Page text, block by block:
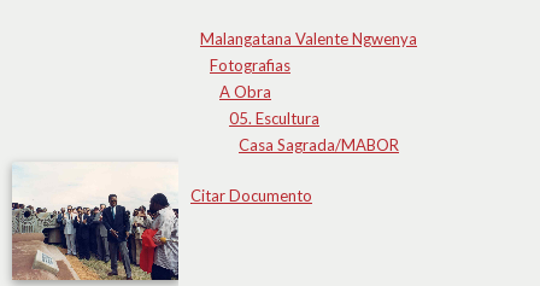
Malangatana Valente Ngwenya
Fotografias
A Obra
05. Escultura
Casa Sagrada/MABOR
Citar Documento